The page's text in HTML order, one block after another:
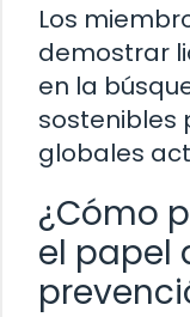
Los
demostrar
en la
sostenibles
globales
¿Cómo
el papel